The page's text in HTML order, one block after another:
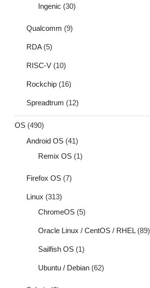
Ingenic (30)
Qualcomm (9)
RDA(5)
RISC-V (10)
Rockchip (16)
Spreadtrum (12)
OS (490)
Android OS (41)
Remix OS (1)
Firefox OS (7)
Linux (313)
ChromeOS (5)
Oracle Linux / CentOS / RHEL(89)
Sailfish OS (1)
Ubuntu / Debian (62)